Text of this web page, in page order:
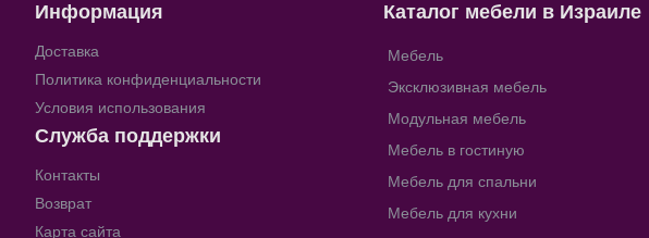
Информация
Доставка
Политика конфиденциальности
Условия использования
Служба поддержки
Контакты
Возврат
Карта сайта
Каталог мебели в Израиле
Мебель
Эксклюзивная мебель
Модульная мебель
Мебель в гостиную
Мебель для спальни
Мебель для кухни